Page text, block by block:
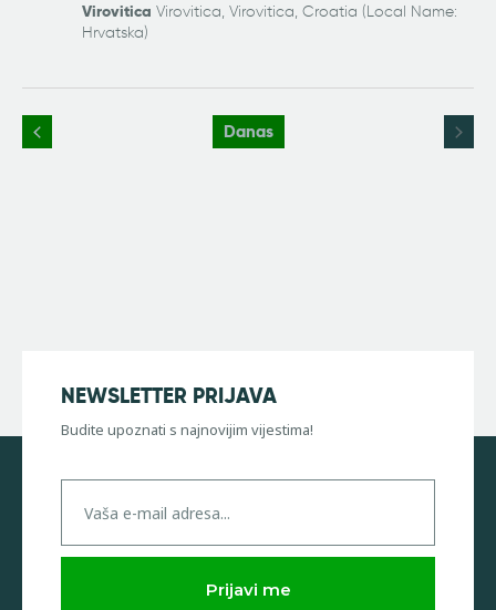
Virovitica Virovitica, Virovitica, Croatia (Local Name:
Hrvatska)
Danas
NEWSLETTER PRIJAVA
Budite upoznati s najnovijim vijestima!